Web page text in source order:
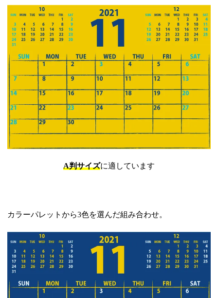
A判サイズに適しています
カラーパレットから3色を選んだ組み合わせ。